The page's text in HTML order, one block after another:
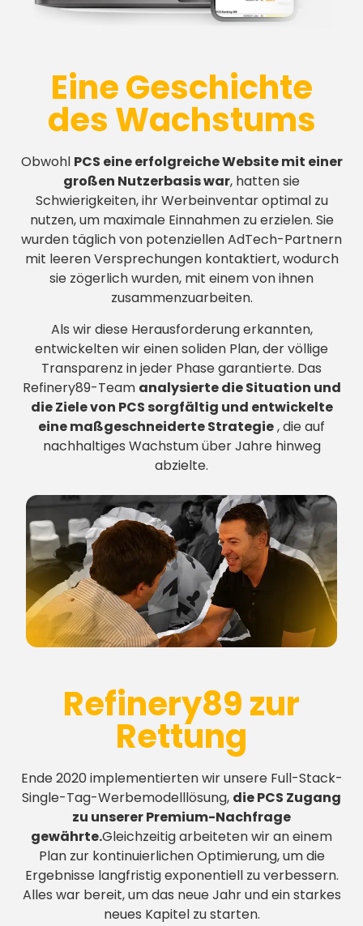
Eine Geschichte
des Wachstums
Obwohl PCS eine erfolgreiche Website mit einer
großen Nutzerbasis war, hatten sie
Schwierigkeiten, ihr Werbeinventar optimal zu
nutzen, um maximale Einnahmen zu erzielen. Sie
wurden täglich von potenziellen AdTech-Partnern
mit leeren Versprechungen kontaktiert, wodurch
sie zögerlich wurden, mit einem von ihnen
zusammenzuarbeiten.
Als wir diese Herausforderung erkannten,
entwickelten wir einen soliden Plan, der völlige
Transparenz in jeder Phase garantierte. Das
Refinery89-Team analysierte die Situation und
die Ziele von PCS sorgfältig und entwickelte
eine maßgeschneiderte Strategie, die auf
nachhaltiges Wachstum über Jahre hinweg
abzielte.
Refinery89 zur
Rettung
Ende 2020 implementierten wir unsere Full-Stack-
Single-Tag-Werbemodelllösung, die PCS Zugang
zu unserer Premium-Nachfrage
gewährte.Gleichzeitig arbeiteten wir an einem
Plan zur kontinuierlichen Optimierung, um die
Ergebnisse langfristig exponentiell zu verbessern.
Alles war bereit, um das neue Jahr und ein starkes
neues Kapitel zu starten.